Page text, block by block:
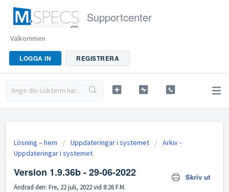
Supportcenter
Välkommen
LOGGA IN REGISTRERA
Lösning – hem Uppdateringar i systemet
Arkiv -
Uppdateringar i systemet
Version 1.9.36b - 29-06-2022 Skriv ut
Ändrad den: Fre, 22 juli, 2022 vid 8:26 F.M.